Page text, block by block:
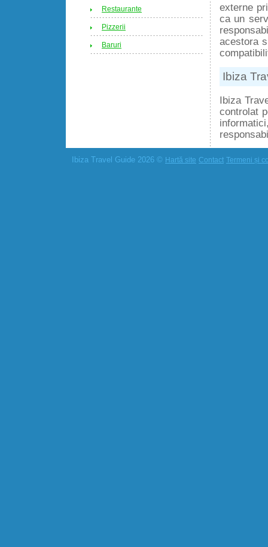
externe
ca un
acestora
Ibiza
Ibiza
controlat
Restaurante
Pizzerii
Baruri
Ibiza Travel Guide 2026 © Hartă site Contact Termeni și